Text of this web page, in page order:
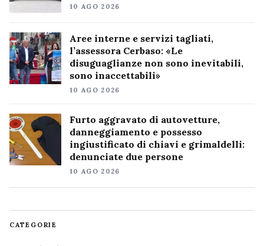
10 AGO 2026
Aree interne e servizi tagliati,
l’assessora Cerbaso: «Le
disuguaglianze non sono inevitabili,
sono inaccettabili»
10 AGO 2026
Furto aggravato di autovetture,
danneggiamento e possesso
ingiustificato di chiavi e grimaldelli:
denunciate due persone
10 AGO 2026
CATEGORIE